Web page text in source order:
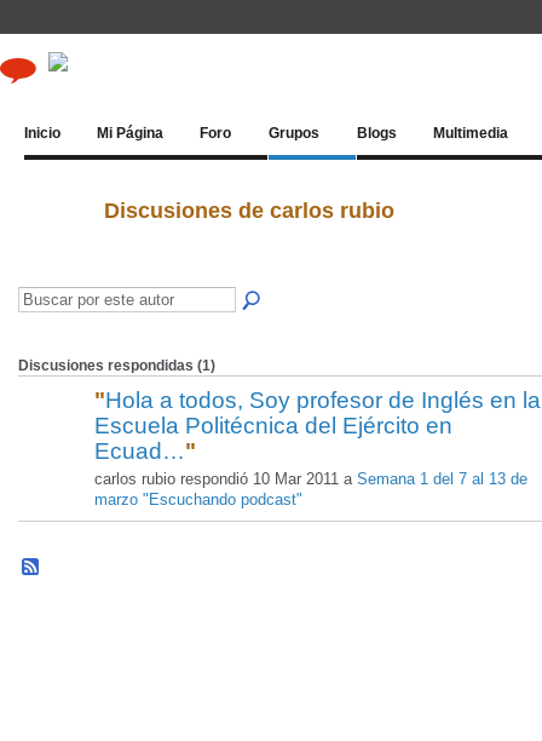
Inicio Mi Página Foro Grupos Blogs Multimedia
Discusiones de carlos rubio
Discusiones respondidas (1)
"Hola a todos, Soy profesor de Inglés en la
Escuela Politécnica del Ejército en
Ecuad…"
carlos rubio respondió 10 Mar 2011 a Semana 1 del 7 al 13 de
marzo "Escuchando podcast"